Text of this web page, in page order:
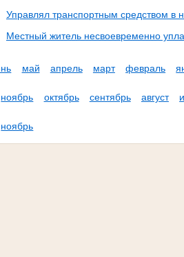
Управлял транспортным средством в
Местный житель несвоевременно
май апрель март февраль
ноябрь октябрь сентябрь август
ноябрь